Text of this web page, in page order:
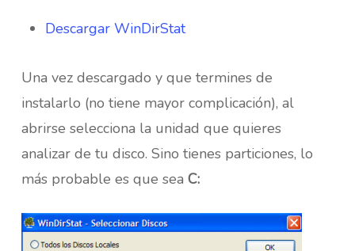
Descargar WinDirStat
Una vez descargado y que termines de
instalarlo (no tiene mayor complicación), al
abrirse selecciona la unidad que quieres
analizar de tu disco. Sino tienes particiones, lo
más probable es que sea C: